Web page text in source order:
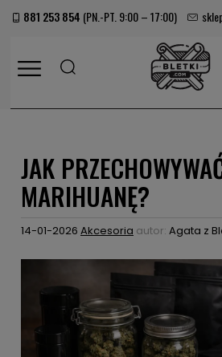
881 253 854 (PN.-PT. 9:00 – 17:00)
JAK
MARIHUANĘ?
14-01-2026 Akcesoria autor: Agata z